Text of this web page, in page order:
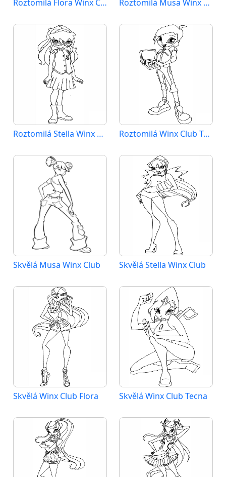
Roztomilá Flora Winx Club Roztomilá Musa Winx Club
Roztomilá Stella Winx Club Roztomilá Winx Club Tecna
Skvělá Musa Winx Club Skvělá Stella Winx Club
Skvělá Winx Club Flora Skvělá Winx Club Tecna